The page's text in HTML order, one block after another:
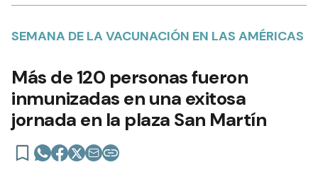
SEMANA DE LA VACUNACIÓN EN LAS AMÉRICAS
Más de 120 personas fueron
inmunizadas en una exitosa
jornada en la plaza San Martín